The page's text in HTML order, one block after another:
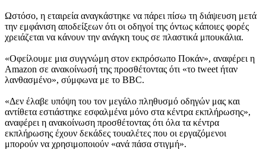
Ωστόσο, η εταιρεία αναγκάστηκε να πάρει πίσω τη διάψευση μετά
την εμφάνιση αποδείξεων ότι οι οδηγοί της όντως κάποιες φορές
χρειάζεται να κάνουν την ανάγκη τους σε πλαστικά μπουκάλια.
«Οφείλουμε μια συγγνώμη στον εκπρόσωπο Ποκάν», αναφέρει η
Amazon σε ανακοίνωσή της προσθέτοντας ότι «το tweet ήταν
λανθασμένο», σύμφωνα με το BBC.
«Δεν έλαβε υπόψη του τον μεγάλο πληθυσμό οδηγών μας και
αντίθετα εστιάστηκε εσφαλμένα μόνο στα κέντρα εκπλήρωσης»,
αναφέρει η ανακοίνωση προσθέτοντας ότι όλα τα κέντρα
εκπλήρωσης έχουν δεκάδες τουαλέτες που οι εργαζόμενοι
μπορούν να χρησιμοποιούν «ανά πάσα στιγμή».